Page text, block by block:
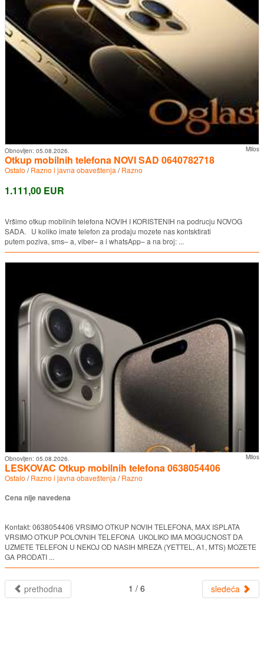
Milos
Obnovljen: 05.08.2026.
Otkup mobilnih telefona NOVI SAD 0640782718
Ostalo /Razno i javna obaveštenja /Razno
1.111,00 EUR
Vršimo otkup mobilnih telefona NOVIH I KORISTENIH na podrucju NOVOG
SADA. U koliko imate telefon za prodaju mozete nas kontsktirati
putem poziva, sms– a, viber– a i whatsApp– a na broj: ...
Milos
Obnovljen: 05.08.2026.
LESKOVAC Otkup mobilnih telefona 0638054406
Ostalo /Razno i javna obaveštenja /Razno
Cena nije navedena
Kontakt: 0638054406 VRSIMO OTKUP NOVIH TELEFONA, MAX ISPLATA
VRSIMO OTKUP POLOVNIH TELEFONA UKOLIKO IMA MOGUCNOST DA
UZMETE TELEFON U NEKOJ OD NASIH MREZA (YETTEL, A1, MTS) MOZETE
GA PRODATI ...
prethodna 1 / 6 sledeća